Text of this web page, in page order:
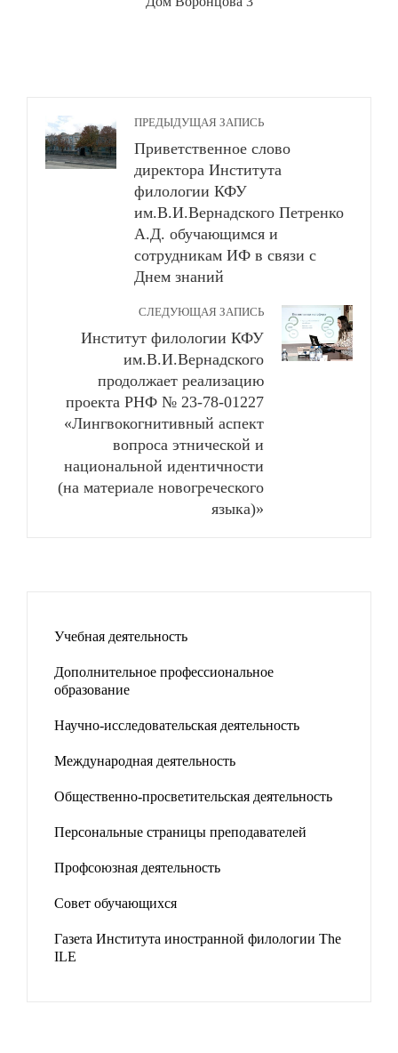
ПРЕДЫДУЩАЯ ЗАПИСЬ
Приветственное слово
директора Института
филологии КФУ
им.В.И.Вернадского Петренко
А.Д. обучающимся и
сотрудникам ИФ в связи с
Днем знаний
СЛЕДУЮЩАЯ ЗАПИСЬ
Институт филологии КФУ
им.В.И.Вернадского
продолжает реализацию
проекта РНФ № 23-78-01227
«Лингвокогнитивный аспект
вопроса этнической и
национальной идентичности
(на материале новогреческого
языка)»
Учебная деятельность
Дополнительное профессиональное
образование
Научно-исследовательская деятельность
Международная деятельность
Общественно-просветительская деятельность
Персональные страницы преподавателей
Профсоюзная деятельность
Совет обучающихся
Газета Института иностранной филологии The
ILE